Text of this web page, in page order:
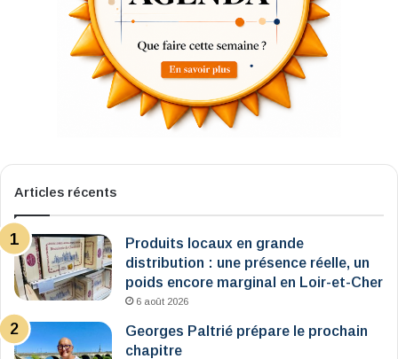
Articles récents
Produits locaux en grande
distribution : une présence réelle, un
poids encore marginal en Loir-et-Cher
6 août 2026
Georges Paltrié prépare le prochain
chapitre